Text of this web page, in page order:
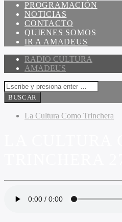
PROGRAMACIÓN
NOTICIAS
CONTACTO
QUIENES SOMOS
IR A AMADEUS
RADIO CULTURA
AMADEUS
La Cultura Como Trinchera